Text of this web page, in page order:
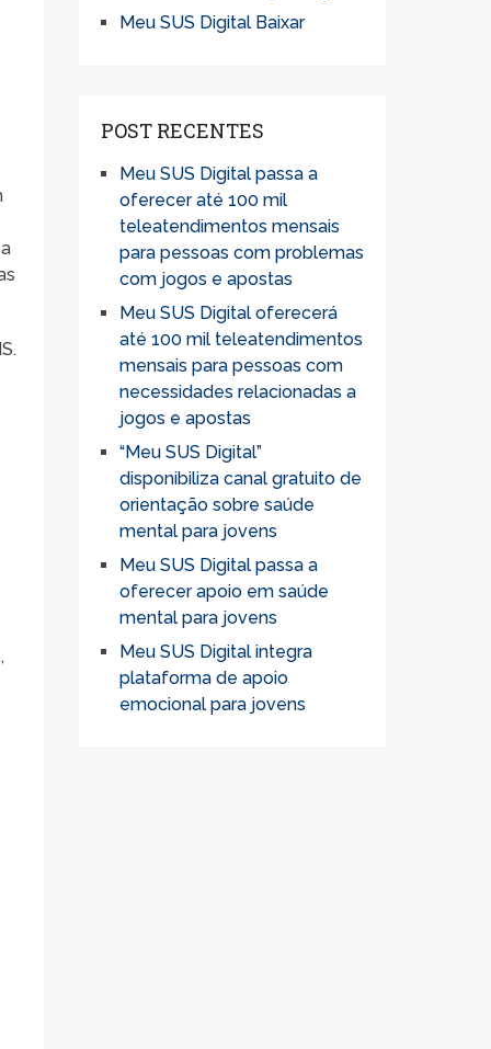
Meu SUS Digital Baixar
POST RECENTES
Meu SUS Digital passa a
oferecer até 100 mil
teleatendimentos mensais
para pessoas com problemas
com jogos e apostas
Meu SUS Digital oferecerá
até 100 mil teleatendimentos
mensais para pessoas com
necessidades relacionadas a
jogos e apostas
“Meu SUS Digital”
disponibiliza canal gratuito de
orientação sobre saúde
mental para jovens
Meu SUS Digital passa a
oferecer apoio em saúde
mental para jovens
Meu SUS Digital integra
plataforma de apoio
emocional para jovens